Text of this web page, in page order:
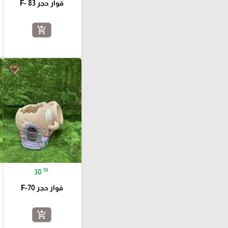
قوار حجر F- 83
add_shopping_cart
favorite_border
30 ₪
قوار حجر F-70
add_shopping_cart